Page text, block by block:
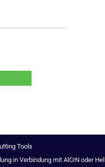
Tools
in Verbindung mit AlCrN oder